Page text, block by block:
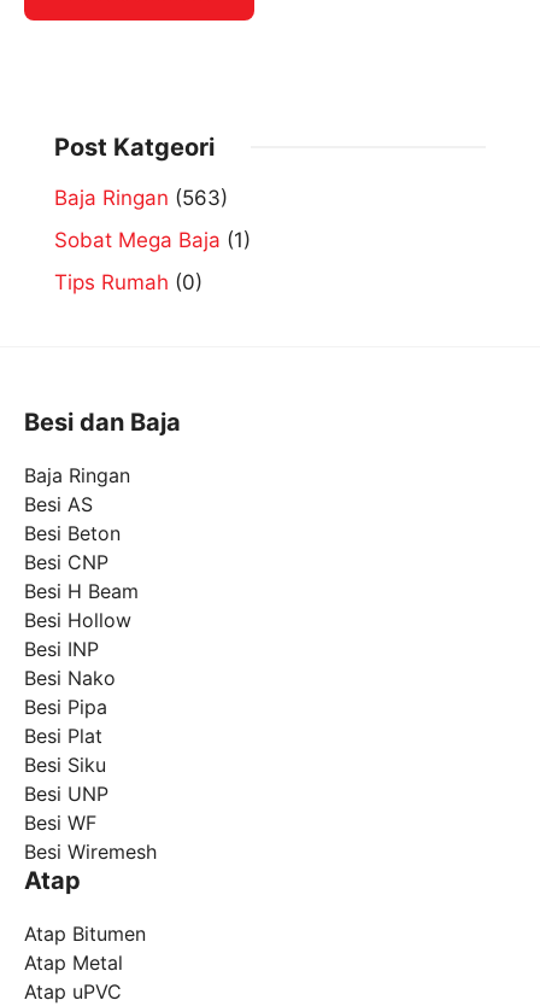
Post Katgeori
Baja Ringan (563)
Sobat Mega Baja (1)
Tips Rumah (0)
Besi dan Baja
Baja Ringan
Besi AS
Besi Beton
Besi CNP
Besi H Beam
Besi Hollow
Besi INP
Besi Nako
Besi Pipa
Besi Plat
Besi Siku
Besi UNP
Besi WF
Besi Wiremesh
Atap
Atap Bitumen
Atap Metal
Atap uPVC